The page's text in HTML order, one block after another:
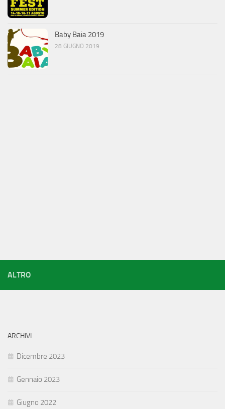
Baby Baia 2019
28 GIUGNO 2019
ALTRO
ARCHIVI
Dicembre 2023
Gennaio 2023
Giugno 2022